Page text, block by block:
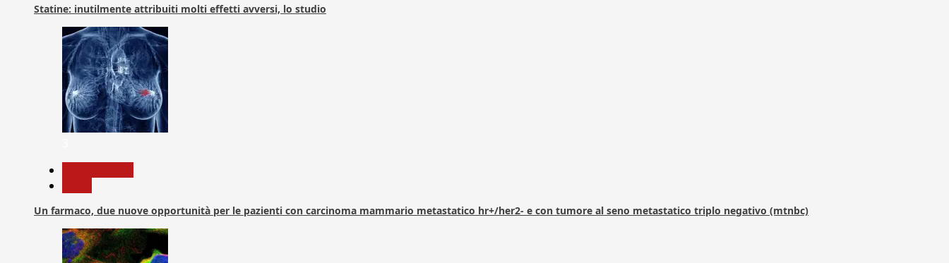
Statine: inutilmente attribuiti molti effetti avversi, lo studio
Un farmaco, due nuove opportunità per le pazienti con carcinoma mammario metastatico hr+/her2- e con tumore al seno metastatico triplo negativo (mtnbc)